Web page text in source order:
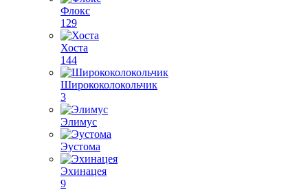
Флокс
129
Хоста
144
Ширококолокольчик
3
Элимус
Эустома
Эхинацея
9